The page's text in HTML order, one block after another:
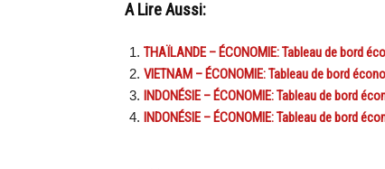
A Lire Aussi:
THAÏLANDE – ÉCONOMIE: Tableau de bord
VIETNAM – ÉCONOMIE: Tableau de bord
INDONÉSIE – ÉCONOMIE: Tableau de bord
INDONÉSIE – ÉCONOMIE: Tableau de bord